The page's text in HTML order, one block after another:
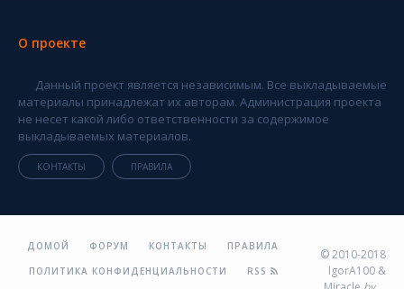
О проекте
Данный проект является независимым. Все выкладываемые
материалы принадлежат их авторам. Администрация проекта
не несет какой либо ответственности за содержимое
выкладываемых материалов.
КОНТАКТЫ ПРАВИЛА
ДОМОЙ ФОРУМ КОНТАКТЫ
ПРАВИЛА
ПОЛИТИКА КОНФИДЕНЦИАЛЬНОСТИ
RSS
© 2010-2018
IgorA100 &